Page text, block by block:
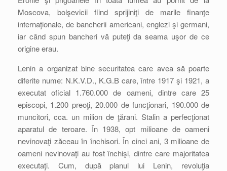
Moscova, bolşevicii fiind sprijiniţi de marile finanţe
internaţionale, de bancherii americani, englezi şi germani,
iar când spun bancheri vă puteţi da seama uşor de ce
origine erau.
Lenin a organizat bine securitatea care avea să poarte
diferite nume: N.K.V.D., K.G.B care, între 1917 şi 1921, a
executat oficial 1.760.000 de oameni, dintre care 25
episcopi, 1.200 preoţi, 20.000 de funcţionari, 190.000 de
muncitori, cca. un milion de ţărani. Stalin a perfecţionat
aparatul de teroare. În 1938, opt milioane de oameni
nevinovaţi zăceau în închisori. În cinci ani, 3 milioane de
oameni nevinovaţi au fost închişi, dintre care majoritatea
executaţi. Cum, după planul lui Lenin, revoluţia